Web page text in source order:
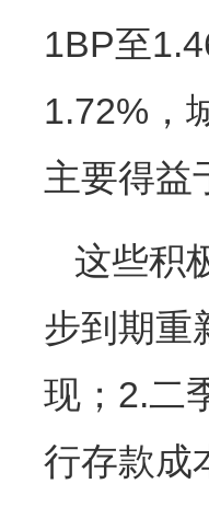
1BP至
1.72%，
主要得益
这些积
步到期重
现；2.二
行存款成